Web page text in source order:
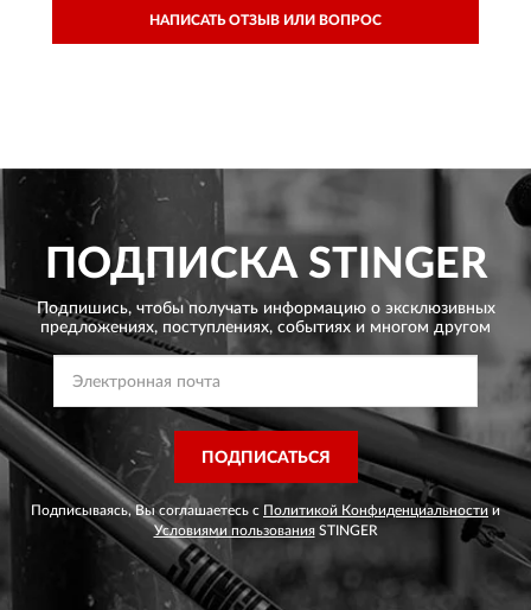
НАПИСАТЬ ОТЗЫВ ИЛИ ВОПРОС
ПОДПИСКАSTINGER
Подпишись, чтобы получать информацию о эксклюзивных
предложениях, поступлениях, событиях и многом другом
ПОДПИСАТЬСЯ
Подписываясь, Вы соглашаетесь с Политикой Конфиденциальности и
Условиями пользованияSTINGER